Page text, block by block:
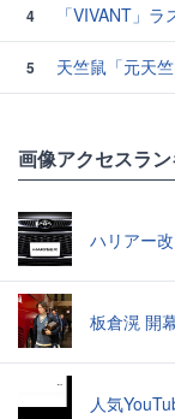
4 「VIVANT」
5
天竺鼠「元天
画像アクセスラ
ハリアー
板倉滉 開
人気